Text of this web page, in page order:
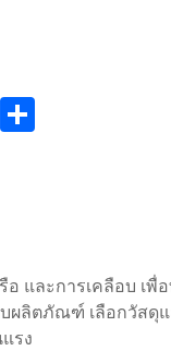
Share
อ และการเคลือบ เ
ผลิตภัณฑ์ เลือกวัสดุแ
รง